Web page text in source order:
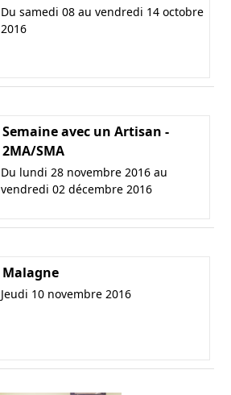
Du samedi 08 au vendredi 14 octobre
2016
Semaine avec un Artisan -
2MA/SMA
Du lundi 28 novembre 2016 au
vendredi 02 décembre 2016
Malagne
Jeudi 10 novembre 2016